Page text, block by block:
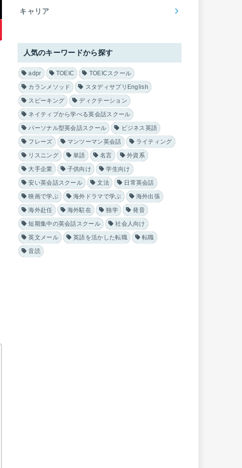
キャリア
人気のキーワードから探す
adpr TOEIC
TOEICスクール
カランメソッド
スタディサプリEnglish
スピーキング
ディクテーション
ネイティブから学べる英会話スクール
パーソナル型英会話スクール
ビジネス英語
フレーズ
マンツーマン英会話
ライティング
リスニング
単語 名言
外資系
大手企業
子供向け
学生向け
安い英会話スクール
文法
日常英会話
映画で学ぶ
海外ドラマで学ぶ
海外出張
海外赴任
海外駐在 独学
発音
短期集中の英会話スクール
社会人向け
英文メール
英語を活かした転職
転職
音読